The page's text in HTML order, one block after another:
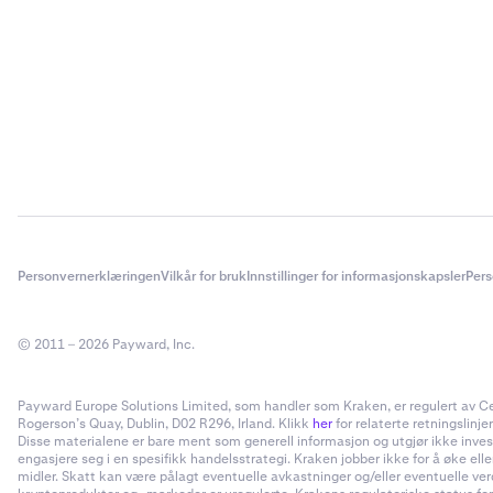
PersonvernerklæringenVilkår for brukInnstillinger for informasjonskapsler
© 2011 – 2026 Payward, Inc.
Payward Europe Solutions Limited, som handler som Kraken, er regulert av
Rogerson’s Quay, Dublin, D02 R296, Irland. Klikk herfor relaterte
Disse materialene er bare ment som generell informasjon og utgjør ikke
engasjere seg i en spesifikk handelsstrategi. Kraken jobber ikke for å øke
midler. Skatt kan være pålagt eventuelle avkastninger og/eller eventuelle